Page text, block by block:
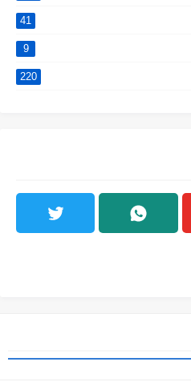
41
9
220